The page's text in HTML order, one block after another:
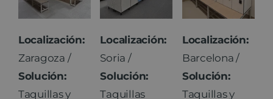
Localización:
Zaragoza /
Solución:
Taquillas y
Localización:
Soria /
Solución:
Taquillas
Localización:
Barcelona /
Solución:
Taquillas y